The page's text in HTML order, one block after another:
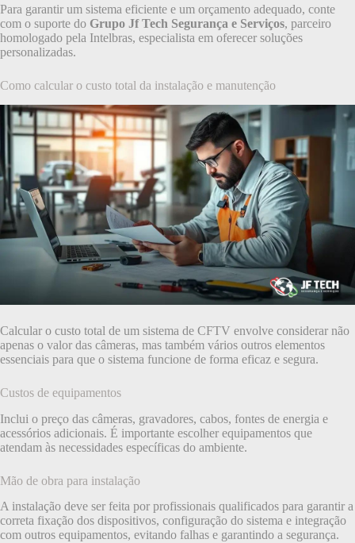
Para garantir um sistema eficiente e um orçamento adequado, conte
com o suporte do Grupo Jf Tech Segurança e Serviços, parceiro
homologado pela Intelbras, especialista em oferecer soluções
personalizadas.
Como calcular o custo total da instalação e manutenção
Calcular o custo total de um sistema de CFTV envolve considerar não
apenas o valor das câmeras, mas também vários outros elementos
essenciais para que o sistema funcione de forma eficaz e segura.
Custos de equipamentos
Inclui o preço das câmeras, gravadores, cabos, fontes de energia e
acessórios adicionais. É importante escolher equipamentos que
atendam às necessidades específicas do ambiente.
Mão de obra para instalação
A instalação deve ser feita por profissionais qualificados para garantir a
correta fixação dos dispositivos, configuração do sistema e integração
com outros equipamentos, evitando falhas e garantindo a segurança.